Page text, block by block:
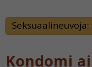
Kondomi